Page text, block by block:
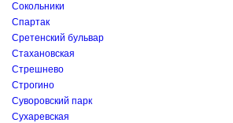
Сокольники
Спартак
Сретенский бульвар
Стахановская
Стрешнево
Строгино
Суворовский парк
Сухаревская